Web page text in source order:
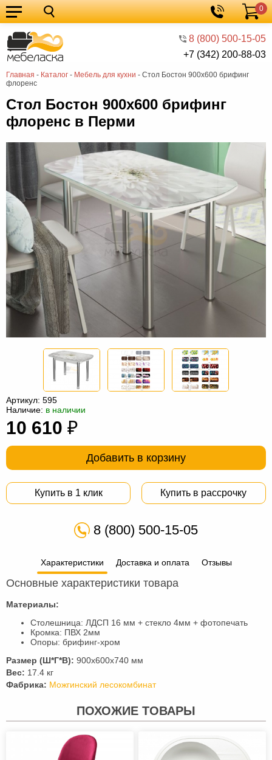
8 (800) 500-15-05
+7 (342) 200-88-03
Корзина
0
Главная - Каталог - Мебель для кухни - Стол Бостон 900х600 брифинг
флоренс
Кухонные
гарнитуры
Мебель
для
кухни
Мебель
для
спальни
Кровати
Шкафы
Диваны
Мягкая
Детская
мебель
Мебель
в
гостиную
Мебель
для
прихожей
Столы
Комоды
Офисная
мебель
Столы
компьютер
для
Мебель
трансформер
мешки
Мебель
из
ротанга
Садовая
мебель
Косметологическое
оборудование
Стол Бостон 900х600 брифинг
флоренс в Перми
Артикул: 595
Наличие: в наличии
10 610 ₽
Добавить в корзину
Купить в 1 клик Купить в рассрочку
8 (800) 500-15-05
Характеристики Доставка и оплата Отзывы
Основные характеристики товара
Материалы:
Столешница: ЛДСП 16 мм + стекло 4мм + фотопечать
Кромка: ПВХ 2мм
Опоры: брифинг-хром
Размер (Ш*Г*В): 900х600х740 мм
Вес: 17.4 кг
Фабрика: Можгинский лесокомбинат
ПОХОЖИЕ ТОВАРЫ